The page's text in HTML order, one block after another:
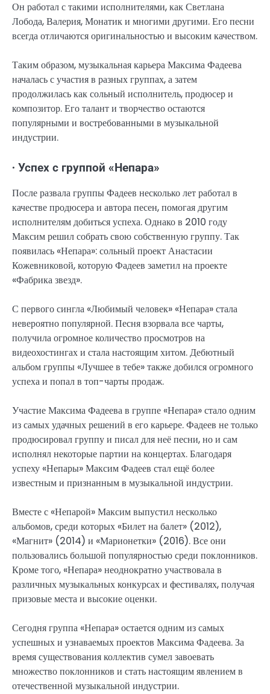
Он работал с такими исполнителями, как Светлана
Лобода, Валерия, Монатик и многими другими. Его песни
всегда отличаются оригинальностью и высоким качеством.
Таким образом, музыкальная карьера Максима Фадеева
началась с участия в разных группах, а затем
продолжилась как сольный исполнитель, продюсер и
композитор. Его талант и творчество остаются
популярными и востребованными в музыкальной
индустрии.
∙ Успех с группой «Непара»
После развала группы Фадеев несколько лет работал в
качестве продюсера и автора песен, помогая другим
исполнителям добиться успеха. Однако в 2010 году
Максим решил собрать свою собственную группу. Так
появилась «Непара»: сольный проект Анастасии
Кожевниковой, которую Фадеев заметил на проекте
«Фабрика звезд».
С первого сингла «Любимый человек» «Непара» стала
невероятно популярной. Песня взорвала все чарты,
получила огромное количество просмотров на
видеохостингах и стала настоящим хитом. Дебютный
альбом группы «Лучшее в тебе» также добился огромного
успеха и попал в топ-чарты продаж.
Участие Максима Фадеева в группе «Непара» стало одним
из самых удачных решений в его карьере. Фадеев не только
продюсировал группу и писал для неё песни, но и сам
исполнял некоторые партии на концертах. Благодаря
успеху «Непары» Максим Фадеев стал ещё более
известным и признанным в музыкальной индустрии.
Вместе с «Непарой» Максим выпустил несколько
альбомов, среди которых «Билет на балет» (2012),
«Магнит» (2014) и «Марионетки» (2016). Все они
пользовались большой популярностью среди поклонников.
Кроме того, «Непара» неоднократно участвовала в
различных музыкальных конкурсах и фестивалях, получая
призовые места и высокие оценки.
Сегодня группа «Непара» остается одним из самых
успешных и узнаваемых проектов Максима Фадеева. За
время существования коллектив сумел завоевать
множество поклонников и стать настоящим явлением в
отечественной музыкальной индустрии.